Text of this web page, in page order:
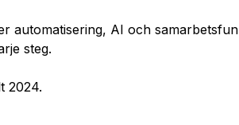
automatisering, AI och
steg.
2024.